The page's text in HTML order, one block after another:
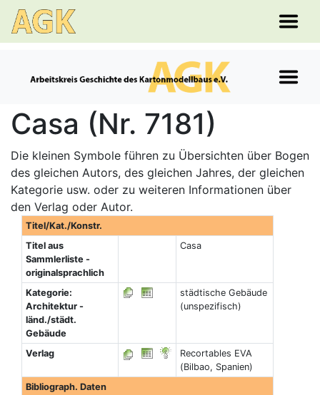
Casa (Nr. 7181)
Die kleinen Symbole führen zu Übersichten über Bogen
des gleichen Autors, des gleichen Jahres, der gleichen
Kategorie usw. oder zu weiteren Informationen über
den Verlag oder Autor.
Titel/Kat./Konstr.
Titel aus
Sammlerliste -
originalsprachlich
Casa
Kategorie:
Architektur -
länd./städt.
Gebäude
städtische Gebäude
(unspezifisch)
Verlag
Recortables EVA
(Bilbao, Spanien)
Bibliograph. Daten